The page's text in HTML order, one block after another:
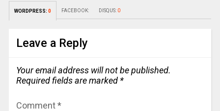
WORDPRESS: 0 FACEBOOK: DISQUS: 0
Leave a Reply
Your email address will not be published.
Required fields are marked *
Comment*